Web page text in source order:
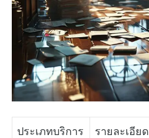
ประเภทบริการ รายละเอียด